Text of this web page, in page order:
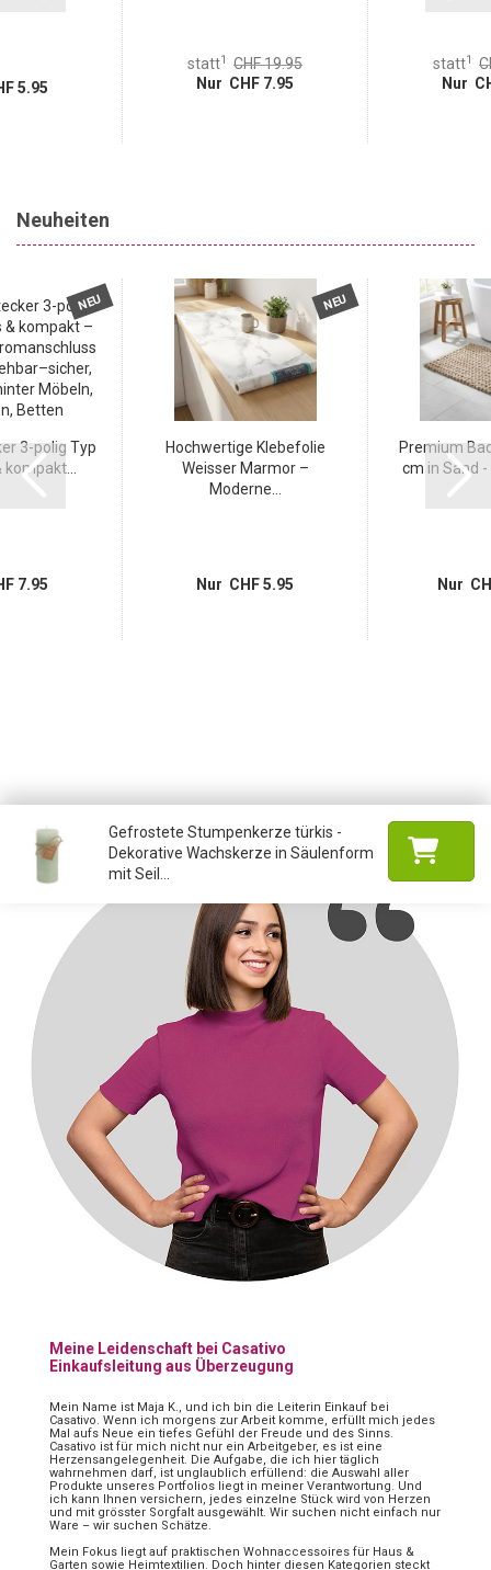
5.95
statt1
CHF 19.95
Nur CHF 7.95
statt1
Nur
Neuheiten
NEU
3-polig Typ
7.95
NEU
Hochwertige Klebefolie
Weisser Marmor –
Moderne...
Nur CHF 5.95
Premium
cm in Sand -
Nur
Gefrostete Stumpenkerze türkis -
Dekorative Wachskerze in Säulenform
mit Seil...
Meine Leidenschaft bei Casativo
Einkaufsleitung aus Überzeugung
Mein Name ist Maja K., und ich bin die Leiterin Einkauf bei
Casativo. Wenn ich morgens zur Arbeit komme, erfüllt mich jedes
Mal aufs Neue ein tiefes Gefühl der Freude und des Sinns.
Casativo ist für mich nicht nur ein Arbeitgeber, es ist eine
Herzensangelegenheit. Die Aufgabe, die ich hier täglich
wahrnehmen darf, ist unglaublich erfüllend: die Auswahl aller
Produkte unseres Portfolios liegt in meiner Verantwortung. Und
ich kann Ihnen versichern, jedes einzelne Stück wird von Herzen
und mit grösster Sorgfalt ausgewählt. Wir suchen nicht einfach nur
Ware – wir suchen Schätze.
Mein Fokus liegt auf praktischen Wohnaccessoires für Haus &
Garten sowie Heimtextilien. Doch hinter diesen Kategorien steckt